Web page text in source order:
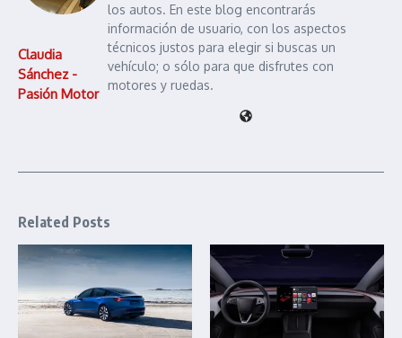
Claudia
Sánchez -
Pasión Motor
los autos. En este blog encontrarás
información de usuario, con los aspectos
técnicos justos para elegir si buscas un
vehículo; o sólo para que disfrutes con
motores y ruedas.
Related Posts